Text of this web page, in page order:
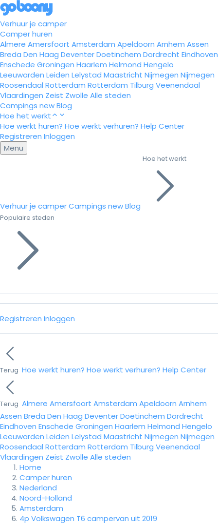
Verhuur je camper
Camper huren
Almere Amersfoort Amsterdam Apeldoorn Arnhem Assen
Breda Den Haag DeventerDoetinchem Dordrecht Eindhoven
Enschede Groningen Haarlem Helmond Hengelo
Leeuwarden Leiden Lelystad Maastricht Nijmegen Nijmegen
Roosendaal Rotterdam Rotterdam Tilburg Veenendaal
Vlaardingen Zeist Zwolle Alle steden
Campings newBlog
Hoe het werkt
Hoe werkt huren? Hoe werkt verhuren? Help Center
Registreren Inloggen
Menu
Verhuur je camperCampings newBlog
Hoe het werkt
Populaire steden
Registreren Inloggen
Terug Hoe werkt huren? Hoe werkt verhuren? Help Center
Terug Almere Amersfoort Amsterdam Apeldoorn Arnhem
Assen Breda Den Haag DeventerDoetinchem Dordrecht
Eindhoven Enschede Groningen Haarlem Helmond Hengelo
Leeuwarden Leiden Lelystad Maastricht Nijmegen Nijmegen
Roosendaal Rotterdam Rotterdam Tilburg Veenendaal
Vlaardingen Zeist Zwolle Alle steden
Home
Camper huren
Nederland
Noord-Holland
Amsterdam
4p Volkswagen T6 campervan uit 2019